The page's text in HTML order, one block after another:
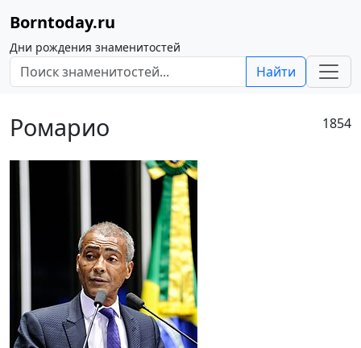
Borntoday.ru
Дни рождения знаменитостей
Найти
Ромарио 1854